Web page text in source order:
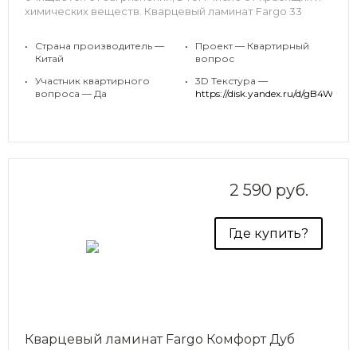
химических веществ. Кварцевый ламинат Fargo 33
Дизайн Дуб Калифорния настолько нейтрален, что
детали каждого.
•
Страна производитель —
Китай
•
Участник квартирного
вопроса — Да
•
Проект — Квартирный
вопрос
•
3D Текстура —
https://disk.yandex.ru/d/
2 590 руб.
Где купить?
Кварцевый ламинат Fargo Комфорт Дуб